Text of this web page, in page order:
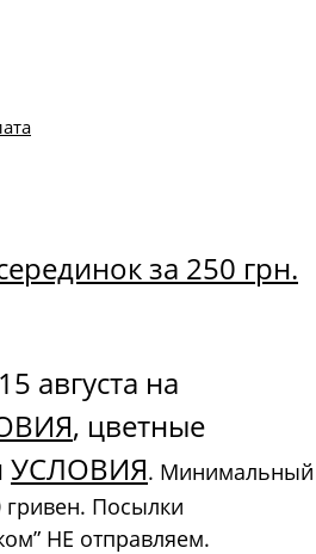
за 250 грн.
августа на
, цветные
УСЛОВИЯ. Минимальный
гривен. Посылки
НЕ отправляем.